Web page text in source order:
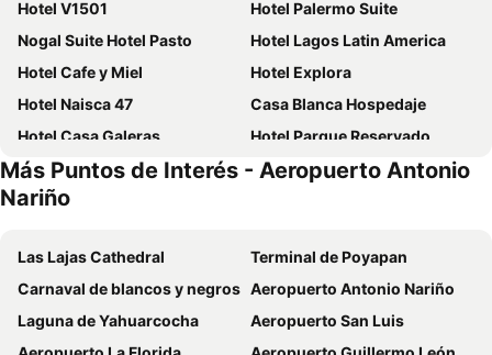
Hotel V1501
Hotel Palermo Suite
Nogal Suite Hotel Pasto
Hotel Lagos Latin America
Hotel Cafe y Miel
Hotel Explora
Hotel Naisca 47
Casa Blanca Hospedaje
Hotel Casa Galeras
Hotel Parque Reservado
Casa de Cristal Hotel
Hotel Francés La Maison
San Juan Hotel Boutique Pasto
Hotel RDOS
Cabañas Navegar
Hierbabuena Restaurante
HOTEL PANORAMA SOL
Hotel y Cabañas Rio Mayo
Juan Sebastián Hotel
Más Puntos de Interés - Aeropuerto Antonio
Nariño
Las Lajas Cathedral
Terminal de Poyapan
Carnaval de blancos y negros Aeropuerto Antonio Nariño
Laguna de Yahuarcocha
Aeropuerto San Luis